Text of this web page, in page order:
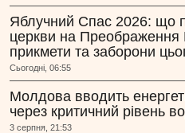
Яблучний Спас 2026: що
церкви на Преображення
прикмети та заборони
Сьогодні, 06:55
Молдова вводить
через критичний рівень
3 серпня, 21:53